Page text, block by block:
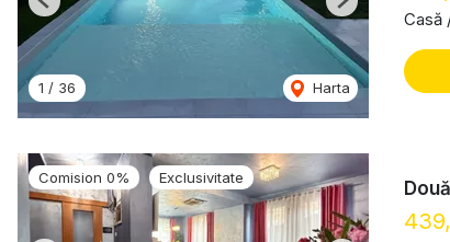
1 / 36 Harta
Previous Next Casă
Comision 0% Exclusivitate